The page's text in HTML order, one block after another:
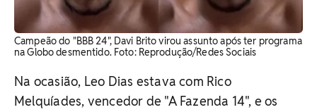
Campeão do "BBB 24", Davi Brito virou assunto após ter programa
na Globo desmentido. Foto: Reprodução/Redes Sociais
Na ocasião, Leo Dias estava com Rico
Melquíades, vencedor de "A Fazenda 14", e os